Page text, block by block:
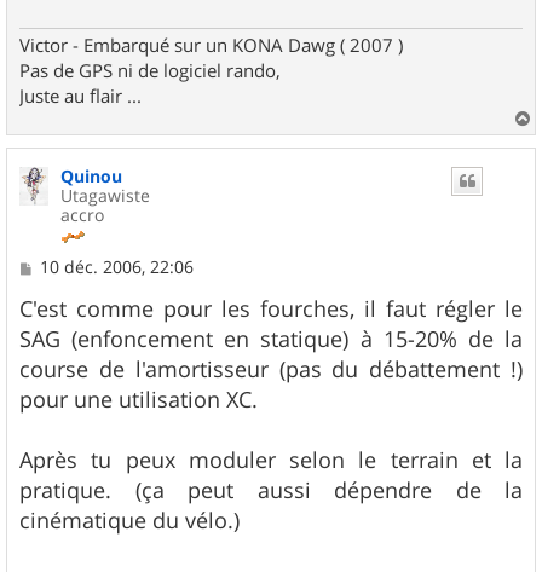
Victor - Embarqué sur un KONA Dawg ( 2007 )
Pas de GPS ni de logiciel rando,
Juste au flair ...
a
Quinou
Utagawiste
accro
M
s
s
a
g
e
10 déc. 2006, 22:06
C'est comme pour les fourches, il faut régler le
SAG (enfoncement en statique) à 15-20% de la
course de l'amortisseur (pas du débattement !)
pour une utilisation XC.
Après tu peux moduler selon le terrain et la
pratique. (ça peut aussi dépendre de la
cinématique du vélo.)